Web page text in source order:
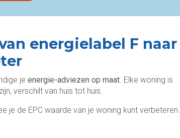
energielabel F naar
je energie-adviezen op maat. Elke woning is
verschilt van huis tot huis.
je de EPC waarde van je woning kunt verbeteren.